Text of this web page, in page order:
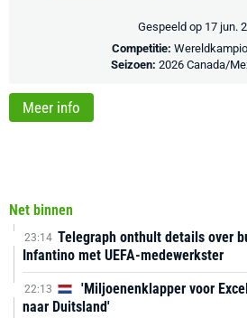
Net binnen
23:14 Telegraph onthult details over
Infantino met UEFA-medewerkster
22:13
'Miljoenenklapper voor
naar Duitsland'
Gespeeld op 17 jun.
Competitie:
Seizoen: 2026 Canada/
Meer info